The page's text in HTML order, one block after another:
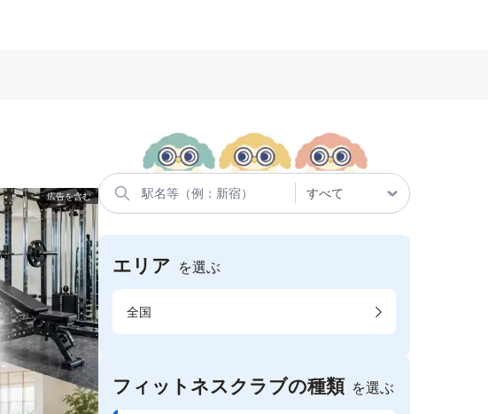
エリア を選ぶ
全国
フィットネスクラブの種類 を選ぶ